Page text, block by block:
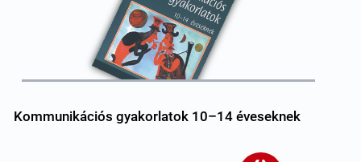
Kommunikációs gyakorlatok 10–14 éveseknek